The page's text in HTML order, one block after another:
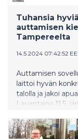
Tuhansia
auttamisen
Tampereelta
14.5.2024 07:42:52
Auttamisen
laittoi hyvän
talolla ja jakoi
Lauantaina 11.5.
500 maksutonta
saman katon